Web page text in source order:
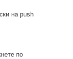
на push
по